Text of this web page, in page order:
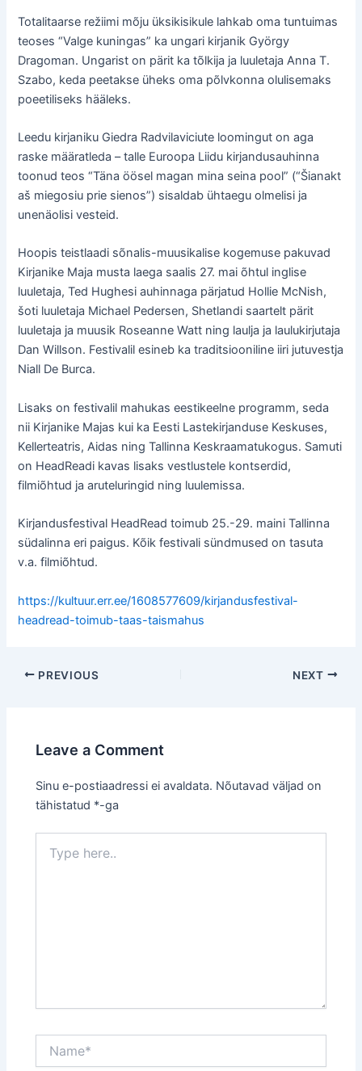
Totalitaarse režiimi mõju üksikisikule lahkab oma tuntuimas
teoses “Valge kuningas” ka ungari kirjanik György
Dragoman. Ungarist on pärit ka tõlkija ja luuletaja Anna T.
Szabo, keda peetakse üheks oma põlvkonna olulisemaks
poeetiliseks hääleks.
Leedu kirjaniku Giedra Radvilaviciute loomingut on aga
raske määratleda – talle Euroopa Liidu kirjandusauhinna
toonud teos “Täna öösel magan mina seina pool” (“Šianakt
aš miegosiu prie sienos”) sisaldab ühtaegu olmelisi ja
unenäolisi vesteid.
Hoopis teistlaadi sõnalis-muusikalise kogemuse pakuvad
Kirjanike Maja musta laega saalis 27. mai õhtul inglise
luuletaja, Ted Hughesi auhinnaga pärjatud Hollie McNish,
šoti luuletaja Michael Pedersen, Shetlandi saartelt pärit
luuletaja ja muusik Roseanne Watt ning laulja ja laulukirjutaja
Dan Willson. Festivalil esineb ka traditsiooniline iiri jutuvestja
Niall De Burca.
Lisaks on festivalil mahukas eestikeelne programm, seda
nii Kirjanike Majas kui ka Eesti Lastekirjanduse Keskuses,
Kellerteatris, Aidas ning Tallinna Keskraamatukogus. Samuti
on HeadReadi kavas lisaks vestlustele kontserdid,
filmiõhtud ja aruteluringid ning luulemissa.
Kirjandusfestival HeadRead toimub 25.-29. maini Tallinna
südalinna eri paigus. Kõik festivali sündmused on tasuta
v.a. filmiõhtud.
https://kultuur.err.ee/1608577609/kirjandusfestival-
headread-toimub-taas-taismahus
Post
PREVIOUS NEXT
Leave a Comment
Sinu e-postiaadressi ei avaldata. Nõutavad väljad on
tähistatud *-ga
here..